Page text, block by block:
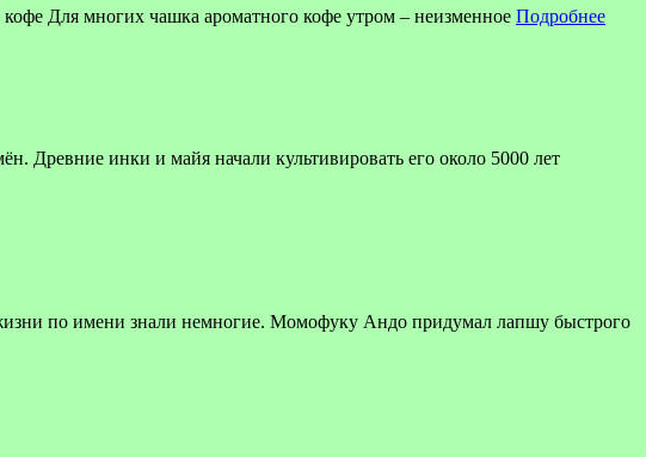
Для многих чашка ароматного кофе утром – неизменное Подробнее
Древние инки и майя начали культивировать его около 5000 лет
по имени знали немногие. Момофуку Андо придумал лапшу быстрого